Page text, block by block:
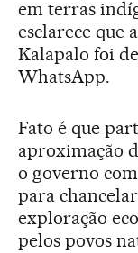
em terras
esclarece que
Kalapalo foi
WhatsApp.
Fato é que
aproximação
o governo
para
exploração
pelos povos